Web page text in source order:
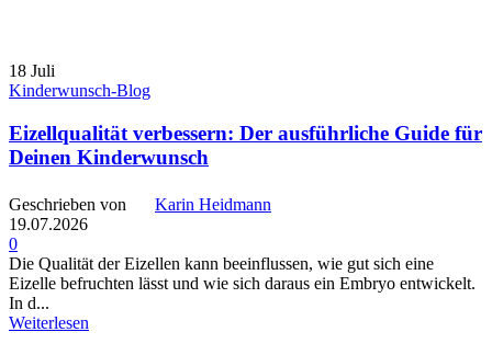
18 Juli
Kinderwunsch-Blog
Eizellqualität verbessern: Der ausführliche Guide für
Deinen Kinderwunsch
Geschrieben von
Karin Heidmann
19.07.2026
0
Die Qualität der Eizellen kann beeinflussen, wie gut sich eine
Eizelle befruchten lässt und wie sich daraus ein Embryo entwickelt.
In d...
Weiterlesen